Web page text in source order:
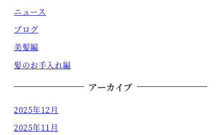
ニュース
ブログ
美髪編
髪のお手入れ編
アーカイブ
2025年12月
2025年11月